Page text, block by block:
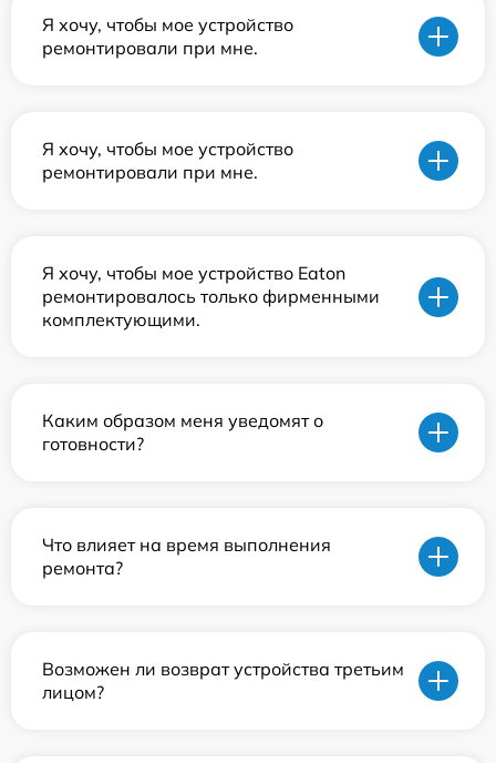
Я хочу, чтобы мое устройство
ремонтировали при мне.
Я хочу, чтобы мое устройство
ремонтировали при мне.
Я хочу, чтобы мое устройство Eaton
ремонтировалось только фирменными
комплектующими.
Каким образом меня уведомят о
готовности?
Что влияет на время выполнения
ремонта?
Возможен ли возврат устройства третьим
лицом?